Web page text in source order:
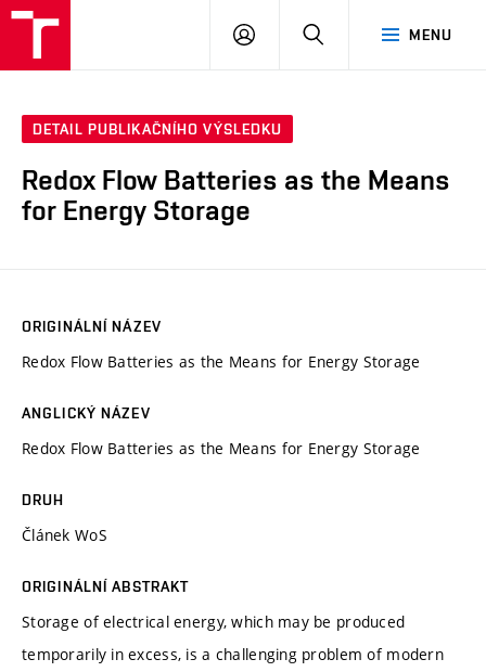
MENU
PŘIHLÁSIT
DETAIL PUBLIKAČNÍHO VÝSLEDKU
Redox Flow Batteries as the Means
for Energy Storage
ORIGINÁLNÍ NÁZEV
Redox Flow Batteries as the Means for Energy Storage
ANGLICKÝ NÁZEV
Redox Flow Batteries as the Means for Energy Storage
DRUH
Článek WoS
ORIGINÁLNÍ ABSTRAKT
Storage of electrical energy, which may be produced
temporarily in excess, is a challenging problem of modern